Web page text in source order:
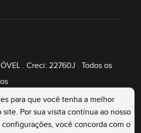
. Creci: 22760J . Todos os
para que você tenha a melhor
Por sua visita contínua ao nosso
configurações, você concorda com o